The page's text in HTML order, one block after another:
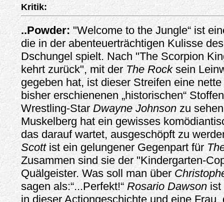
Kritik:
..Powder:"Welcome to the Jungle“ ist
die in der abenteuerträchtigen Kulisse
Dschungel spielt. Nach "The Scorpion
kehrt zurück", mit der The Rocksein
gegeben hat, ist dieser Streifen eine
bisher erschienenen „historischen“
Wrestling-Star Dwayne Johnson zu
Muskelberg hat ein gewisses
das darauf wartet, ausgeschöpft zu
Scottist ein gelungener Gegenpart für
Zusammen sind sie der "Kindergarten-
Quälgeister. Was soll man über
sagen als:“...Perfekt!“ Rosario Dawson ist
in dieser Actiongeschichte und eine Frau,